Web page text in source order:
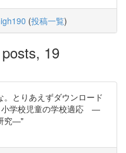
(投稿一覧)
19
とりあえずダウンロード
小学校児童の学校適応 ―
究―"